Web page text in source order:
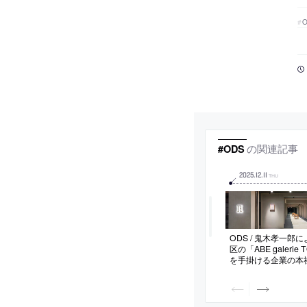
#ODSの関連記事
2025.12.11 THU
ODS / 鬼木孝一郎に
区の「ABE galerie
を手掛ける企業の本
した空間を志向。袖
報を制限して“1点1